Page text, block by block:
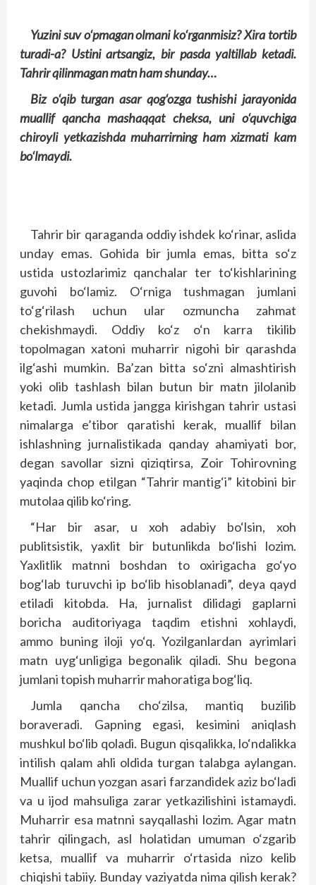
Yuzini suv o‘pmagan olmani ko‘rganmisiz? Xira tortib
turadi-a? Ustini artsangiz, bir pasda yaltillab ketadi.
Tahrir qilinmagan matn ham shunday…
Biz o‘qib turgan asar qog‘ozga tushishi jarayonida
muallif qancha mashaqqat cheksa, uni o‘quvchiga
chiroyli yetkazishda muharrirning ham xizmati kam
bo‘lmaydi.
Tahrir bir qaraganda oddiy ishdek ko‘rinar, aslida
unday emas. Gohida bir jumla emas, bitta so‘z
ustida ustozlarimiz qanchalar ter to‘kishlarining
guvohi bo‘lamiz. O‘rniga tushmagan jumlani
to‘g‘rilash uchun ular ozmuncha zahmat
chekishmaydi. Oddiy ko‘z o‘n karra tikilib
topolmagan xatoni muharrir nigohi bir qarashda
ilg‘ashi mumkin. Ba’zan bitta so‘zni almashtirish
yoki olib tashlash bilan butun bir matn jilolanib
ketadi. Jumla ustida jangga kirishgan tahrir ustasi
nimalarga e’tibor qaratishi kerak, muallif bilan
ishlashning jurnalistikada qanday ahamiyati bor,
degan savollar sizni qiziqtirsa, Zoir Tohirovning
yaqinda chop etilgan “Tahrir mantig‘i” kitobini bir
mutolaa qilib ko‘ring.
“Har bir asar, u xoh adabiy bo‘lsin, xoh
publitsistik, yaxlit bir butunlikda bo‘lishi lozim.
Yaxlitlik matnni boshdan to oxirigacha go‘yo
bog‘lab turuvchi ip bo‘lib hisoblanadi”, deya qayd
etiladi kitobda. Ha, jurnalist dilidagi gaplarni
boricha auditoriyaga taqdim etishni xohlaydi,
ammo buning iloji yo‘q. Yozilganlardan ayrimlari
matn uyg‘unligiga begonalik qiladi. Shu begona
jumlani topish muharrir mahoratiga bog‘liq.
Jumla qancha cho‘zilsa, mantiq buzilib
boraveradi. Gapning egasi, kesimini aniqlash
mushkul bo‘lib qoladi. Bugun qisqalikka, lo‘ndalikka
intilish qalam ahli oldida turgan talabga aylangan.
Muallif uchun yozgan asari farzandidek aziz bo‘ladi
va u ijod mahsuliga zarar yetkazilishini istamaydi.
Muharrir esa matnni sayqallashi lozim. Agar matn
tahrir qilingach, asl holatidan umuman o‘zgarib
ketsa, muallif va muharrir o‘rtasida nizo kelib
chiqishi tabiiy. Bunday vaziyatda nima qilish kerak?